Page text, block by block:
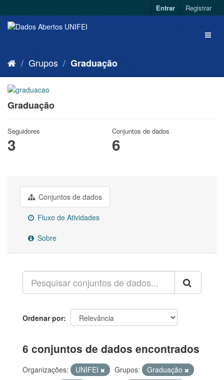
Entrar Registrar
Grupos Graduação
Graduação
Seguidores
3
Conjuntos de dados
6
Conjuntos de dados
Fluxo de Atividades
Sobre
Ordenar por
6 conjuntos de dados encontrados
Organizações: UNIFEI Grupos:
Graduação